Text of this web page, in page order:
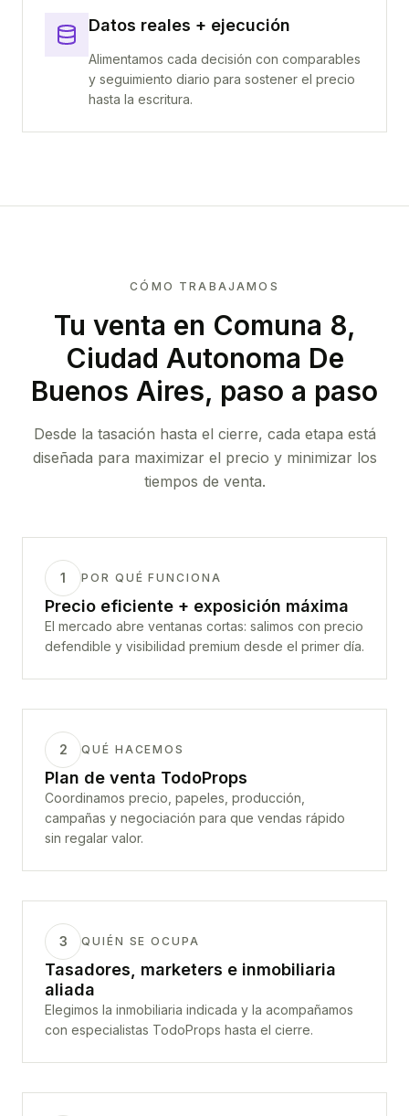
Datos reales + ejecución
Alimentamos cada decisión con comparables
y seguimiento diario para sostener el precio
hasta la escritura.
CÓMO TRABAJAMOS
Tu venta en Comuna 8,
Ciudad Autonoma De
Buenos Aires, paso a paso
Desde la tasación hasta el cierre, cada etapa está
diseñada para maximizar el precio y minimizar los
tiempos de venta.
1 POR QUÉ FUNCIONA
Precio eficiente + exposición máxima
El mercado abre ventanas cortas: salimos con precio
defendible y visibilidad premium desde el primer día.
2 QUÉ HACEMOS
Plan de venta TodoProps
Coordinamos precio, papeles, producción,
campañas y negociación para que vendas rápido
sin regalar valor.
3 QUIÉN SE OCUPA
Tasadores, marketers e inmobiliaria
aliada
Elegimos la inmobiliaria indicada y la acompañamos
con especialistas TodoProps hasta el cierre.